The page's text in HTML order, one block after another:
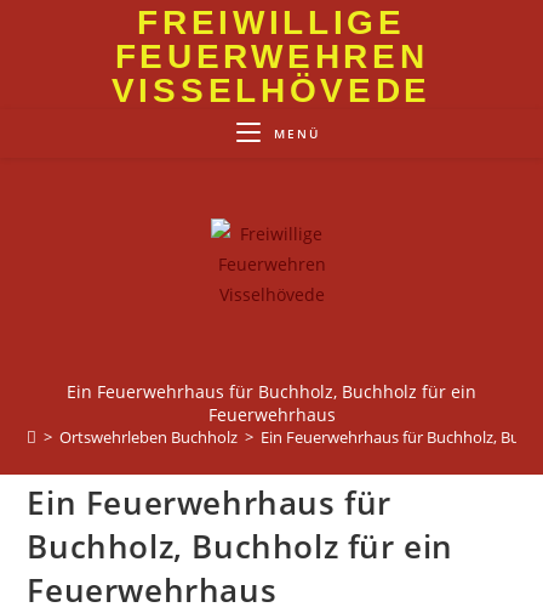
FREIWILLIGE
FEUERWEHREN
VISSELHÖVEDE
MENÜ
Ein Feuerwehrhaus für Buchholz, Buchholz für ein
Feuerwehrhaus
> Ortswehrleben Buchholz > Ein Feuerwehrhaus für Buchholz,
Ein Feuerwehrhaus für
Buchholz, Buchholz für ein
Feuerwehrhaus